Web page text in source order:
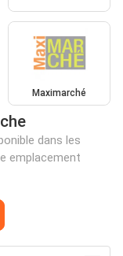
Maximarché
dans les
emplacement